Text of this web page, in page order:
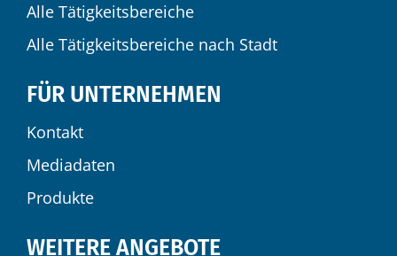
Alle Tätigkeitsbereiche
Alle Tätigkeitsbereiche nach Stadt
FÜR UNTERNEHMEN
Kontakt
Mediadaten
Produkte
WEITERE ANGEBOTE